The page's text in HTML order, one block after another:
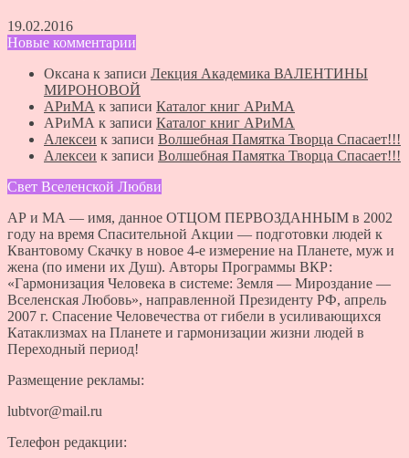
19.02.2016
Новые комментарии
Оксана к записи Лекция Академика ВАЛЕНТИНЫ
МИРОНОВОЙ
АРиМА к записи Каталог книг АРиМА
АРиМА к записи Каталог книг АРиМА
Алексеи к записи Волшебная Памятка Творца Спасает!!!
Алексеи к записи Волшебная Памятка Творца Спасает!!!
Свет Вселенской Любви
АР и МА — имя, данное ОТЦОМ ПЕРВОЗДАННЫМ в 2002
году на время Спасительной Акции — подготовки людей к
Квантовому Скачку в новое 4-е измерение на Планете, муж и
жена (по имени их Душ). Авторы Программы ВКР:
«Гармонизация Человека в системе: Земля — Мироздание —
Вселенская Любовь», направленной Президенту РФ, апрель
2007 г. Спасение Человечества от гибели в усиливающихся
Катаклизмах на Планете и гармонизации жизни людей в
Переходный период!
Размещение рекламы:
lubtvor@mail.ru
Телефон редакции: